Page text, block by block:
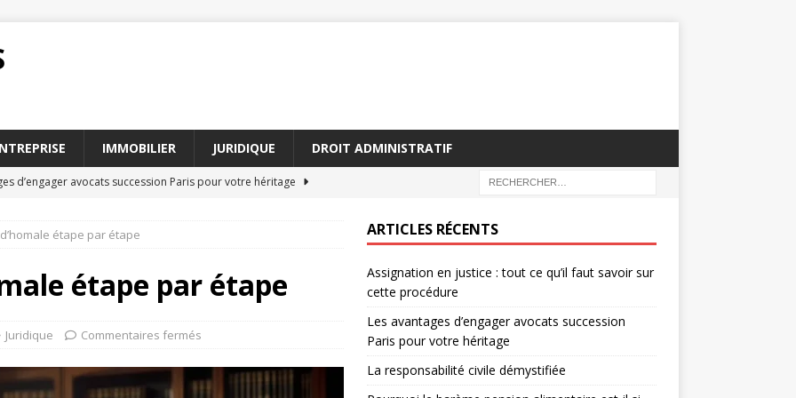
IMMOBILIER JURIDIQUE DROIT ADMINISTRATIF
d’engager avocats succession Paris pour votre héritage
civile démystifiée
DROIT
barème pension alimentaire est-il si important en 2026
: étapes clés de la procédure à suivre
étape par étape
étape par étape
Juridique Commentaires fermés
ARTICLES RÉCENTS
Assignation en justice : tout ce qu’il faut savoir sur
cette procédure
Les avantages d’engager avocats succession
Paris pour votre héritage
La responsabilité civile démystifiée